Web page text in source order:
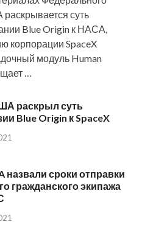
суть
Blue Origin к НАСА,
корпорации SpaceX
модуль Human
…
раскрыл суть
Blue Origin к SpaceX
назвали сроки отправки
гражданского экипажа